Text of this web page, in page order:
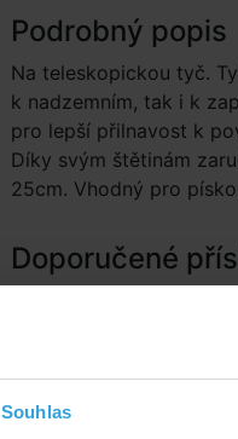
Souhlas
Podrobný popis
Na teleskopickou tyč.
k nadzemním, tak i k
pro lepší přilnavost k
Díky svým štětinám
25cm. Vhodný pro
Doporučené